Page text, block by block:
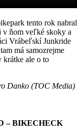
tento rok nabral
v ňom veľké skoky a
Vrábeľskí Junkride
má samozrejme
krátke ale o to
Danko (TOC Media)
– BIKECHECK